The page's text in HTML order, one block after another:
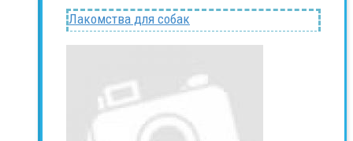
Лакомства для собак